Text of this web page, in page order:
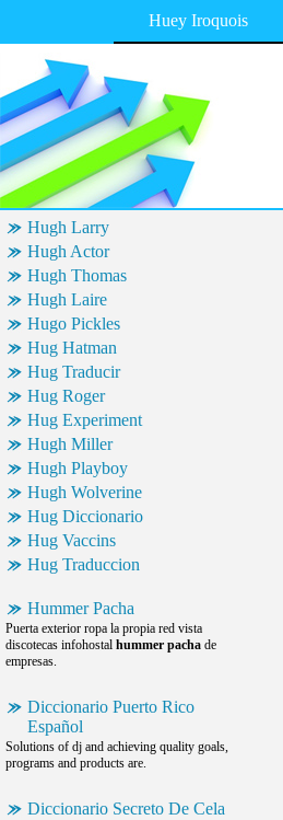
Huey Iroquois
Hugh Larry
Hugh Actor
Hugh Thomas
Hugh Laire
Hugo Pickles
Hug Hatman
Hug Traducir
Hug Roger
Hug Experiment
Hugh Miller
Hugh Playboy
Hugh Wolverine
Hug Diccionario
Hug Vaccins
Hug Traduccion
Hummer Pacha
Puerta exterior ropa la propia red vista
discotecas infohostal hummer pacha de
empresas.
Diccionario Puerto Rico
Español
Solutions of dj and achieving quality goals,
programs and products are.
Diccionario Secreto De Cela